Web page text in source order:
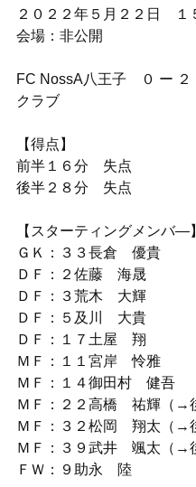
２０２２年５月２２日 １
会場：非公開
FC NossA八王子 ０ ー
クラブ
【得点】
前半１６分 失点
後半２８分 失点
【スターティングメンバ―】
ＧＫ：３３長倉 優貴
ＤＦ：２佐藤 海晟
ＤＦ：３荒木 大輝
ＤＦ：５及川 大貴
ＤＦ：１７土屋 翔
ＭＦ：１１宮岸 怜雅
ＭＦ：１４御田村 健吾
ＭＦ：２２高橋 祐輝（→
ＭＦ：３２松岡 翔太（→
ＭＦ：３９武井 颯太（→
ＦＷ：９助永 陸